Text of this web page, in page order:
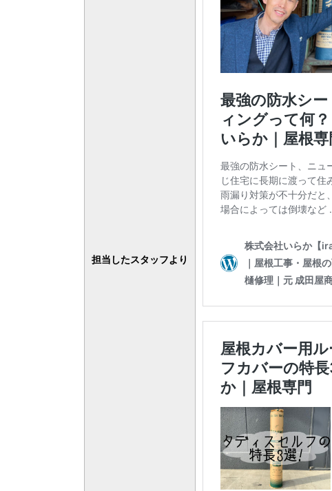
担当したスタッフより